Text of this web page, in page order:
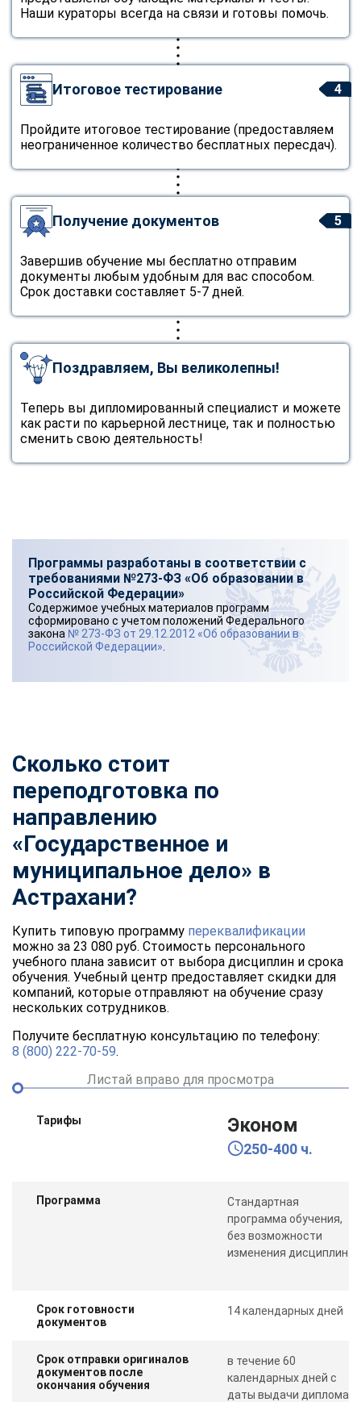
Наши кураторы всегда на связи и готовы помочь.
4
Итоговое тестирование
Пройдите итоговое тестирование (предоставляем
неограниченное количество бесплатных пересдач).
5
Получение документов
Завершив обучение мы бесплатно отправим
документы любым удобным для вас способом.
Срок доставки составляет 5-7 дней.
Поздравляем, Вы великолепны!
Теперь вы дипломированный специалист и можете
как расти по карьерной лестнице, так и полностью
сменить свою деятельность!
Программы разработаны в соответствии с
требованиями №273-ФЗ «Об образовании в
Российской Федерации»
Содержимое учебных материалов программ
сформировано с учетом положений Федерального
закона № 273-ФЗ от 29.12.2012 «Об образовании в
Российской Федерации»
Сколько стоит
переподготовка по
направлению
«Государственное и
муниципальное дело» в
Астрахани?
Купить типовую программу переквалификации
можно за 23 080 руб. Стоимость персонального
учебного плана зависит от выбора дисциплин и срока
обучения. Учебный центр предоставляет скидки для
компаний, которые отправляют на обучение сразу
нескольких сотрудников.
Получите бесплатную консультацию по телефону:
8 (800) 222-70-59.
Листай вправо для просмотра
Тарифы Эконом
250-400 ч.
Программа
Стандартная
программа обучения,
без возможности
изменения дисциплин
Срок готовности
документов
14 календарных дней
Срок отправки оригиналов
документов после
окончания обучения
в течение 60
календарных дней с
даты выдачи диплома